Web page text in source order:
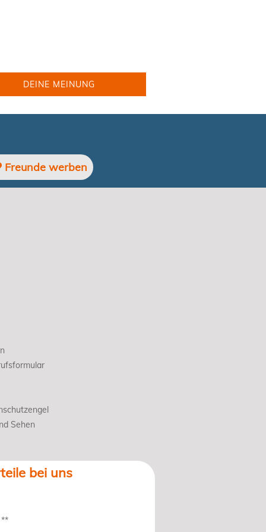
DEINE MEINUNG
Freunde werben
Sehen
bei uns